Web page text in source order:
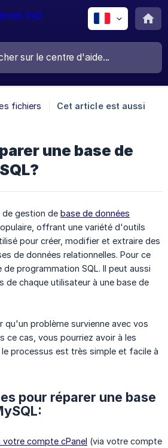
fichiers
Cet article est aussi
une base de
gestion de base de données
offrant une variété d'outils
pour créer, modifier et extraire des
de données relationnelles. Pour ce
de programmation SQL. Il peut aussi
de chaque utilisateur à une base de
qu'un problème survienne avec vos
ce cas, vous pourriez avoir à les
le processus est très simple et facile à
pour réparer une base
compte cPanel (via votre compte